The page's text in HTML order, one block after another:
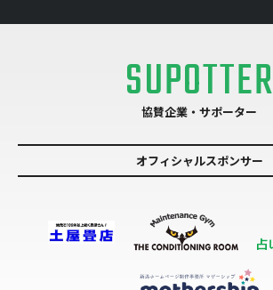
SUPOTTER
協賛企業・サポーター
オフィシャルスポンサー